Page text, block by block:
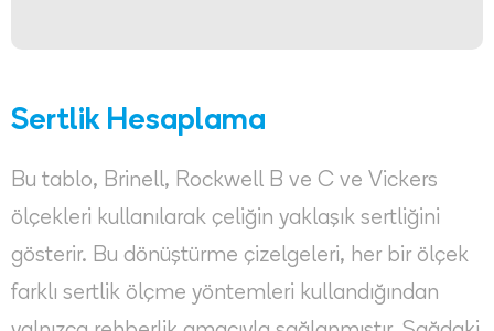
Sertlik Hesaplama
Bu tablo, Brinell, Rockwell B ve C ve Vickers
ölçekleri kullanılarak çeliğin yaklaşık sertliğini
gösterir. Bu dönüştürme çizelgeleri, her bir ölçek
farklı sertlik ölçme yöntemleri kullandığından